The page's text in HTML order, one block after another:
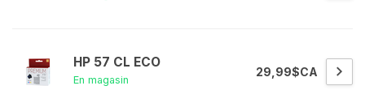
HP 57 CL ECO
En magasin
29,99$CA